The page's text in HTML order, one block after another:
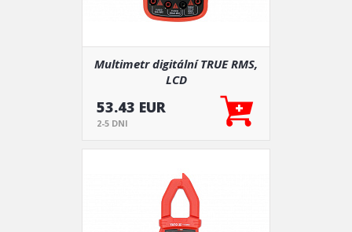
Multimetr digitální TRUE RMS,
LCD
53.43 EUR
2-5 DNI